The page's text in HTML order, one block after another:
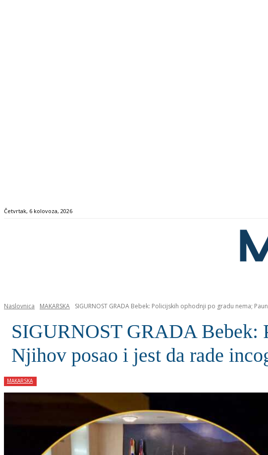
Četvrtak, 6 kolovoza, 2026
Naslovnica MAKARSKA SIGURNOST GRADA Bebek: Policijskih ophodnji po gradu nema;
SIGURNOST GRADA Bebek:
Njihov posao i jest da rade
MAKARSKA